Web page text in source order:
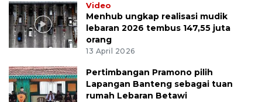
Video
Menhub ungkap realisasi mudik
lebaran 2026 tembus 147,55 juta
orang
13 April 2026
Pertimbangan Pramono pilih
Lapangan Banteng sebagai tuan
rumah Lebaran Betawi